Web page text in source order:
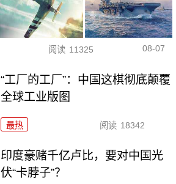
阅读 11325 08-07
“工厂的工厂”：中国这棋彻底颠覆
全球工业版图
最热 阅读 18342
印度豪赌千亿卢比，要对中国光
伏“卡脖子”？